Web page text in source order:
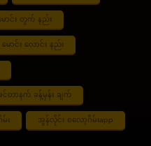
ာင်း တွက် နည်း
မောင်း လောင်း နည်း
တာနက် ခန့်မှန်း ချက်
း အွန်လိုင်း စလော့ဂိမ်းapp